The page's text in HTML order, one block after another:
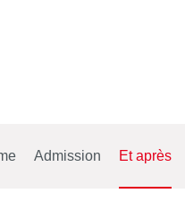
Admission Et après